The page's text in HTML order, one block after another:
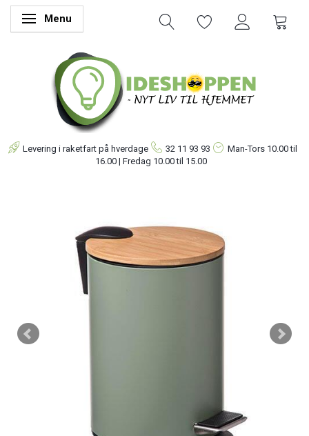
Skifte navigation
Menu
Levering i raketfart på hverdage 32 11 93 93 Man-Tors 10.00 til
16.00 | Fredag 10.00 til 15.00